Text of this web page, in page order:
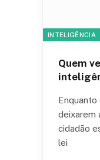
INTELIGÊNCIA
Quem
deixarem
cidadão
lei